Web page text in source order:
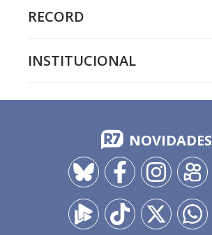
RECORD
INSTITUCIONAL
NOVIDADES